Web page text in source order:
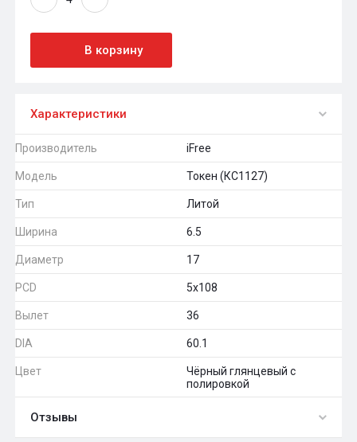
В корзину
Характеристики
Производитель iFree
Модель Токен (КС1127)
Тип Литой
Ширина 6.5
Диаметр 17
PCD 5x108
Вылет 36
DIA 60.1
Цвет
Чёрный глянцевый с
полировкой
Отзывы